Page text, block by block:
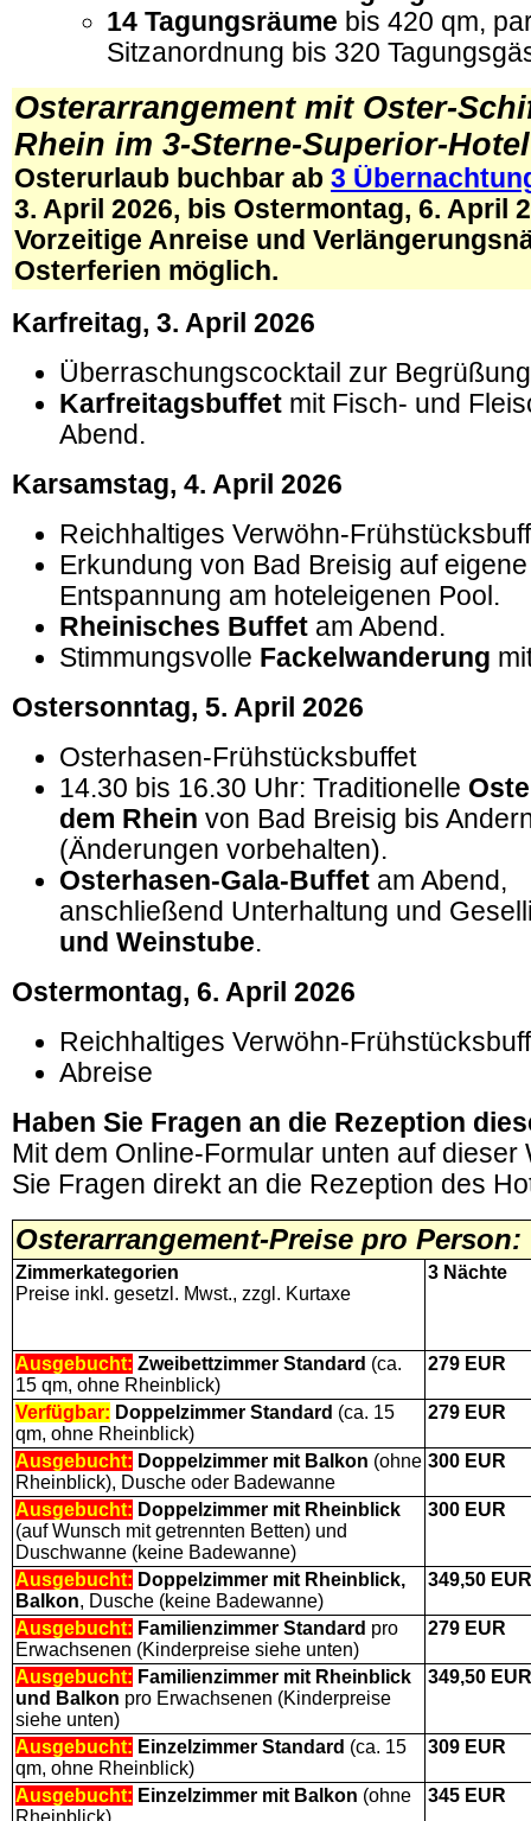
14 Tagungsräume bis 420 qm,
Sitzanordnung bis 320
Osterarrangement mit Oster-
Rhein im 3-Sterne-Superior-
Osterurlaub buchbar ab 3
3. April 2026, bis Ostermontag, 6. April
Vorzeitige Anreise und
Osterferien möglich.
Karfreitag, 3. April 2026
Überraschungscocktail zur Begrüßung
Karfreitagsbuffet mit Fisch- und
Abend.
Karsamstag, 4. April 2026
Reichhaltiges Verwöhn-
Erkundung von Bad Breisig auf
Entspannung am hoteleigenen Pool.
Rheinisches Buffet am Abend.
Stimmungsvolle Fackelwanderung
Ostersonntag, 5. April 2026
Osterhasen-Frühstücksbuffet
14.30 bis 16.30 Uhr: Traditionelle
dem Rhein von Bad Breisig bis
(Änderungen vorbehalten).
Osterhasen-Gala-Buffet am Abend,
anschließend Unterhaltung und
und Weinstube.
Ostermontag, 6. April 2026
Reichhaltiges Verwöhn-
Abreise
Haben Sie Fragen an die Rezeption
Mit dem Online-Formular unten auf dieser
Sie Fragen direkt an die Rezeption des
Osterarrangement-Preise pro Person:
Zimmerkategorien
Preise inkl. gesetzl. Mwst., zzgl. Kurtaxe
3 Nächte
Ausgebucht: Zweibettzimmer Standard (ca.
15 qm, ohne Rheinblick)
279 EUR
Verfügbar: Doppelzimmer Standard (ca. 15
qm, ohne Rheinblick)
279 EUR
Ausgebucht: Doppelzimmer mit Balkon (ohne
Rheinblick), Dusche oder Badewanne
300 EUR
Ausgebucht: Doppelzimmer mit Rheinblick
(auf Wunsch mit getrennten Betten) und
Duschwanne (keine Badewanne)
300 EUR
Ausgebucht: Doppelzimmer mit Rheinblick,
Balkon, Dusche (keine Badewanne)
349,50 EUR
Ausgebucht: Familienzimmer Standard pro
Erwachsenen (Kinderpreise siehe unten)
279 EUR
Ausgebucht: Familienzimmer mit Rheinblick
und Balkon pro Erwachsenen (Kinderpreise
siehe unten)
349,50 EUR
Ausgebucht: Einzelzimmer Standard (ca. 15
qm, ohne Rheinblick)
309 EUR
Ausgebucht: Einzelzimmer mit Balkon (ohne
Rheinblick)
345 EUR